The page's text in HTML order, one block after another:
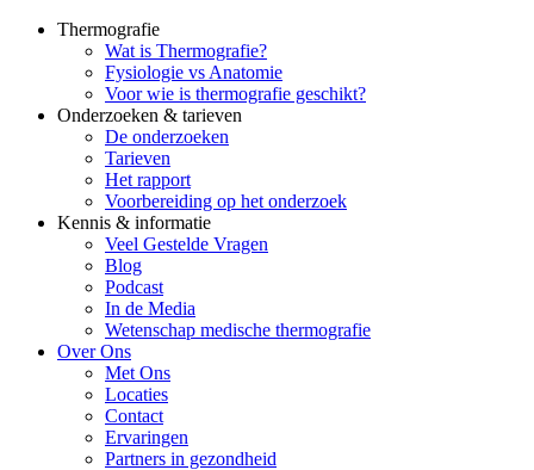
Thermografie
Wat is Thermografie?
Fysiologie vs Anatomie
Voor wie is thermografie geschikt?
Onderzoeken & tarieven
De onderzoeken
Tarieven
Het rapport
Voorbereiding op het onderzoek
Kennis & informatie
Veel Gestelde Vragen
Blog
Podcast
In de Media
Wetenschap medische thermografie
Over Ons
Met Ons
Locaties
Contact
Ervaringen
Partners in gezondheid